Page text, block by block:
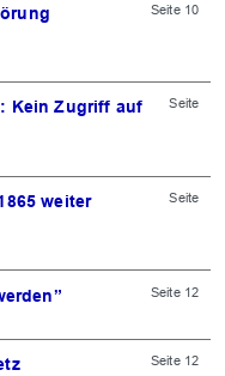
Seite 10
Kein Zugriff auf
Seite
weiter
Seite
Seite 12
Seite 12